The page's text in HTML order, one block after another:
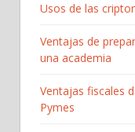
Usos de las
Ventajas de
una academia
Ventajas fiscales
Pymes